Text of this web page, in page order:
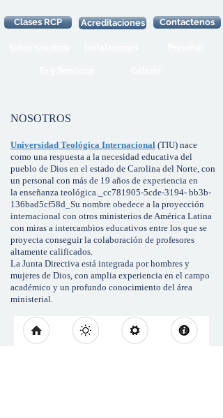
Clases RCP Acreditaciones Contactenos
NOSOTROS
Universidad Teológica Internacional (TIU) nace
como una respuesta a la necesidad educativa del
pueblo de Dios en el estado de Carolina del Norte, con
un personal con más de 19 años de experiencia en
la enseñanza teológica._cc781905-5cde-3194- bb3b-
136bad5cf58d_Su nombre obedece a la proyección
internacional con otros ministerios de América Latina
con miras a intercambios educativos entre los que se
proyecta conseguir la colaboración de profesores
altamente calificados.
La Junta Directiva está integrada por hombres y
mujeres de Dios, con amplia experiencia en el campo
académico y un profundo conocimiento del área
ministerial.